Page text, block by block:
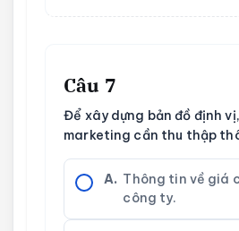
Câu 7
Để xây dựng bản đồ định
marketing cần thu thập
A. Thông tin về giá
công ty.